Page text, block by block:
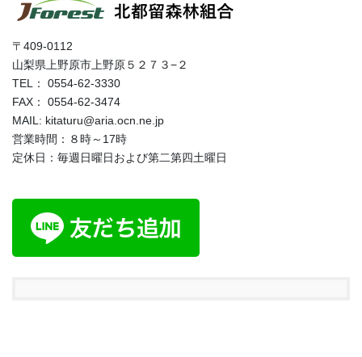
〒409-0112
山梨県上野原市上野原５２７３−２
TEL： 0554-62-3330
FAX： 0554-62-3474
MAIL: kitaturu@aria.ocn.ne.jp
営業時間：８時～17時
定休日：毎週日曜日および第二第四土曜日